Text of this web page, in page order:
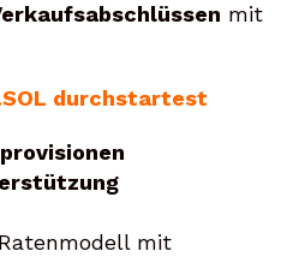
mit
durchstartest
Ratenmodell mit